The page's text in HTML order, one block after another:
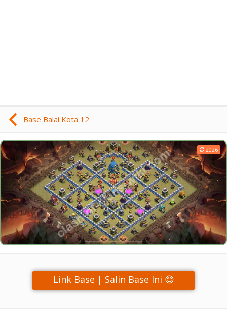
Base Balai Kota 12
2026
Link Base | Salin Base Ini 😊